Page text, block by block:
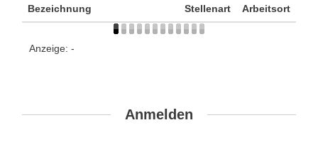
Bezeichnung Stellenart Arbeitsort
Anzeige: -
Anmelden